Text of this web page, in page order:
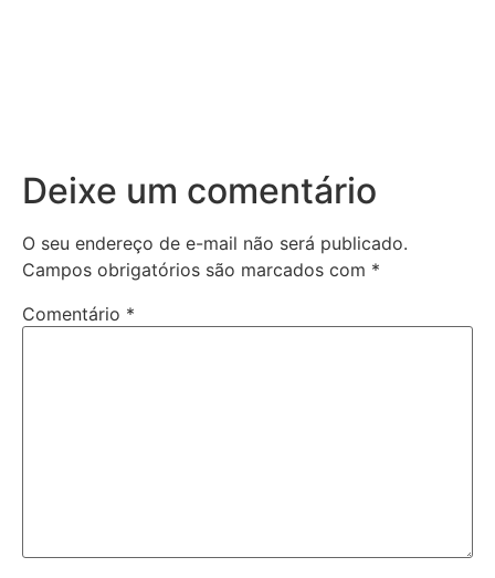
Deixe um comentário
O seu endereço de e-mail não será publicado.
Campos obrigatórios são marcados com *
Comentário *